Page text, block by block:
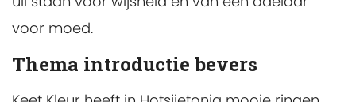
voor moed.
Thema introductie bevers